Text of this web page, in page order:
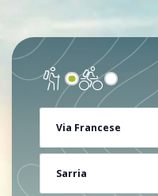
Via Francese
Sarria